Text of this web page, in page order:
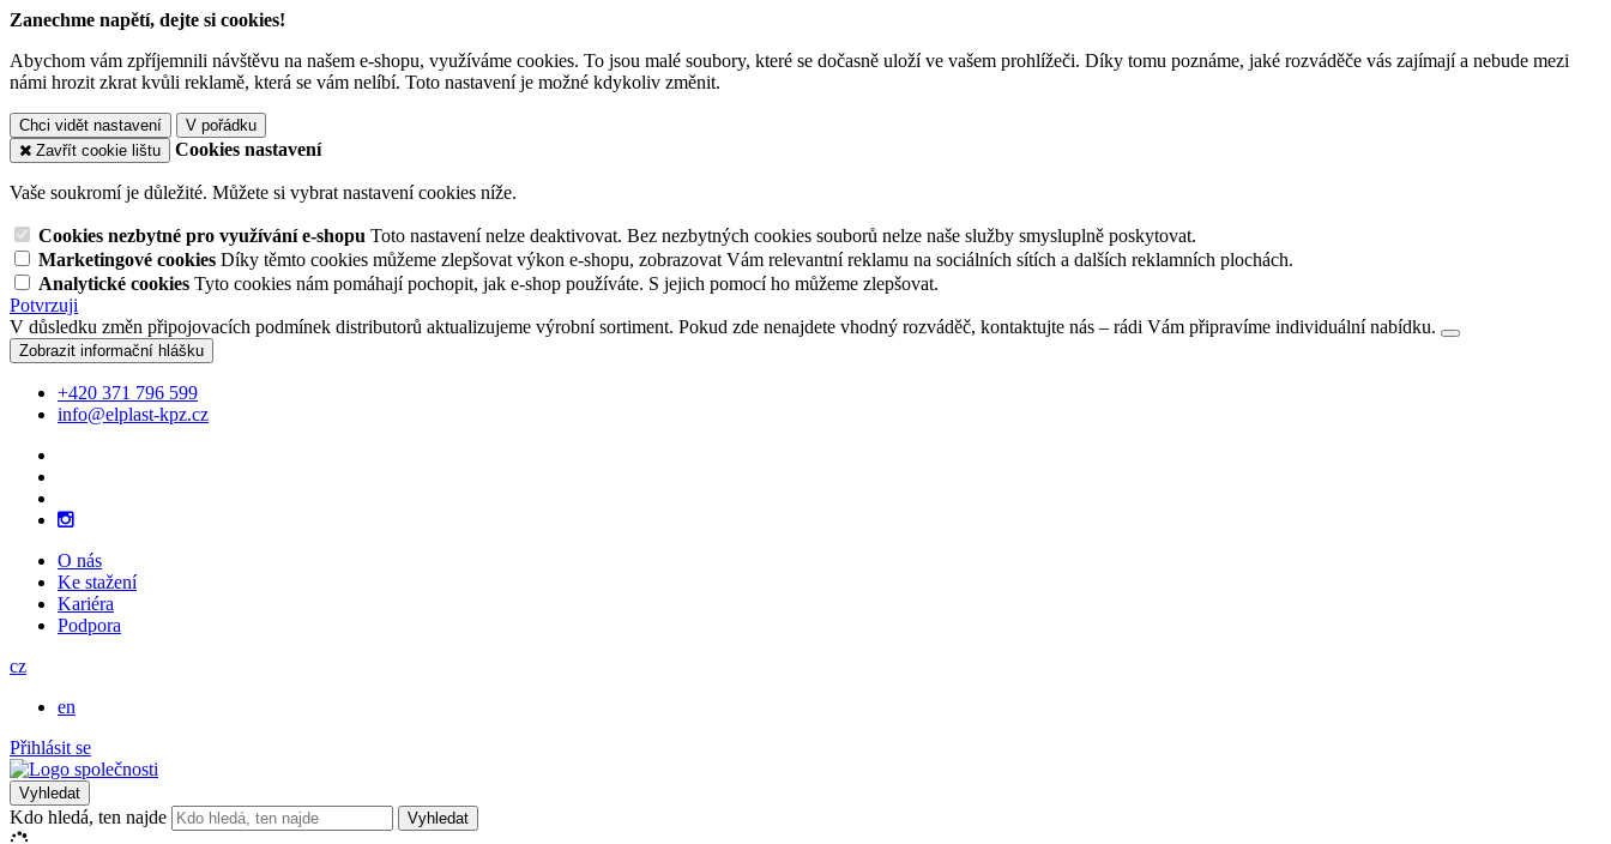
Zanechme napětí, dejte si cookies!
Abychom vám zpříjemnili návštěvu na našem e-shopu, využíváme cookies. To jsou malé soubory, které se dočasně uloží ve vašem prohlížeči. Díky tomu poznáme, jaké rozváděče vás zajímají a nebude mezi
námi hrozit zkrat kvůli reklamě, která se vám nelíbí. Toto nastavení je možné kdykoliv změnit.
Chci vidět nastavení
V pořádku
Zavřít cookie lištu
Cookies nastavení
Vaše soukromí je důležité. Můžete si vybrat nastavení cookies níže.
Cookies nezbytné pro využívání e-shopu Toto nastavení nelze deaktivovat. Bez nezbytných cookies souborů nelze naše služby smysluplně poskytovat.
Marketingové cookies Díky těmto cookies můžeme zlepšovat výkon e-shopu, zobrazovat Vám relevantní reklamu na sociálních sítích a dalších reklamních plochách.
Analytické cookies Tyto cookies nám pomáhají pochopit, jak e-shop používáte. S jejich pomocí ho můžeme zlepšovat.
Potvrzuji
V důsledku změn připojovacích podmínek distributorů aktualizujeme výrobní sortiment. Pokud zde nenajdete vhodný rozváděč, kontaktujte nás – rádi Vám připravíme individuální nabídku.
Zobrazit informační hlášku
+420 371 796 599
info@elplast-kpz.cz
O nás
Ke stažení
Kariéra
Podpora
cz
en
Přihlásit se
Vyhledat
Kdo hledá, ten najde Vyhledat